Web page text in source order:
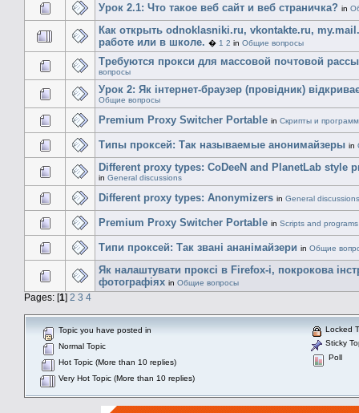
Урок 2.1: Что такое веб сайт и веб страничка? in
Как открыть odnoklasniki.ru, vkontakte.ru,
работе или в школе. � 1 2 in Общие вопросы
Требуются прокси для массовой почтовой
вопросы
Урок 2: Як інтернет-браузер (провідник)
Общие вопросы
Premium Proxy Switcher Portable in Скрипты и
Типы проксей: Так называемые анонимайзеры in
Different proxy types: CoDeeN and PlanetLab style
in General discussions
Different proxy types: Anonymizers in General discussions
Premium Proxy Switcher Portable in Scripts and programs
Типи проксей: Так звані ананімайзери in Общие
Як налаштувати проксі в Firefox-і, покрокова
фотографіях in Общие вопросы
Pages: [1] 2 3 4
Topic you have posted in
Normal Topic
Hot Topic (More than 10 replies)
Very Hot Topic (More than 10 replies)
Locked
Sticky
Poll